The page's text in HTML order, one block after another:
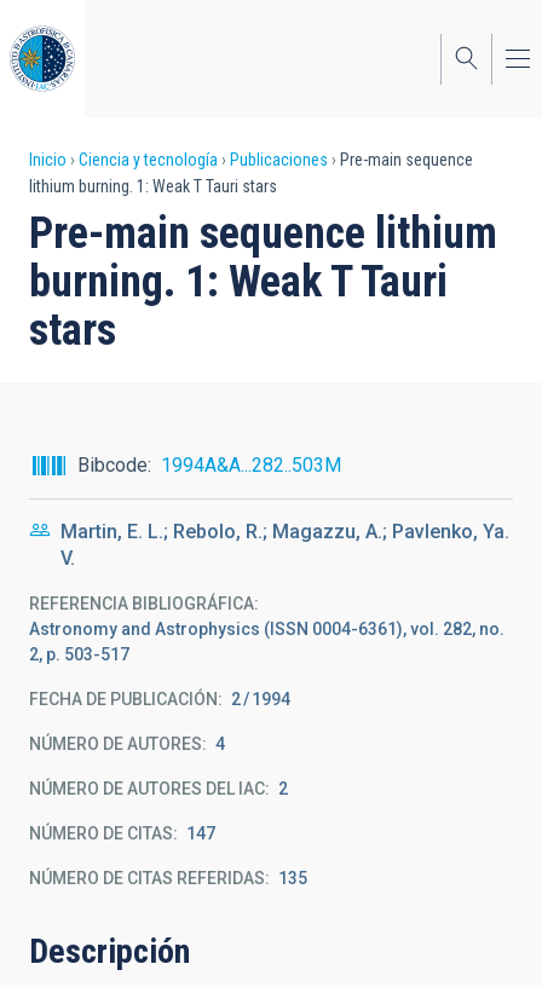
al
contenido
principal
Sobrescribir
enlaces
de
ayuda
a
Inicio Ciencia y tecnología Publicaciones
Pre-main sequence
lithium burning. 1: Weak T Tauri stars
Pre-main sequence lithium
burning. 1: Weak T Tauri
stars
Bibcode 1994A&A...282..503M
Martin, E. L.; Rebolo, R.; Magazzu, A.; Pavlenko, Ya.
V.
REFERENCIA BIBLIOGRÁFICA
Astronomy and Astrophysics (ISSN 0004-6361), vol. 282, no.
2, p. 503-517
FECHA DE PUBLICACIÓN: 2 1994
NÚMERO DE AUTORES 4
NÚMERO DE AUTORES DEL IAC 2
NÚMERO DE CITAS 147
NÚMERO DE CITAS REFERIDAS 135
Descripción